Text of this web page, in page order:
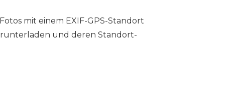
mit einem EXIF-GPS-Standort
und deren Standort-